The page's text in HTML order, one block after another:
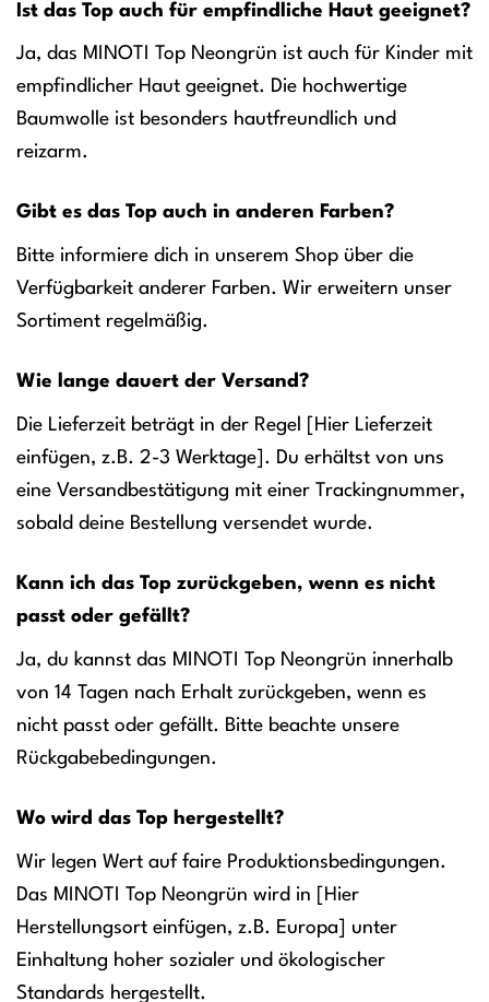
Ist das Top auch für empfindliche Haut geeignet?
Ja, das MINOTI Top Neongrün ist auch für Kinder mit
empfindlicher Haut geeignet. Die hochwertige
Baumwolle ist besonders hautfreundlich und
reizarm.
Gibt es das Top auch in anderen Farben?
Bitte informiere dich in unserem Shop über die
Verfügbarkeit anderer Farben. Wir erweitern unser
Sortiment regelmäßig.
Wie lange dauert der Versand?
Die Lieferzeit beträgt in der Regel [Hier Lieferzeit
einfügen, z.B. 2-3 Werktage]. Du erhältst von uns
eine Versandbestätigung mit einer Trackingnummer,
sobald deine Bestellung versendet wurde.
Kann ich das Top zurückgeben, wenn es nicht
passt oder gefällt?
Ja, du kannst das MINOTI Top Neongrün innerhalb
von 14 Tagen nach Erhalt zurückgeben, wenn es
nicht passt oder gefällt. Bitte beachte unsere
Rückgabebedingungen.
Wo wird das Top hergestellt?
Wir legen Wert auf faire Produktionsbedingungen.
Das MINOTI Top Neongrün wird in [Hier
Herstellungsort einfügen, z.B. Europa] unter
Einhaltung hoher sozialer und ökologischer
Standards hergestellt.